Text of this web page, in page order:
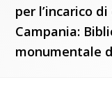
per l’incarico
Campania:
monumentale